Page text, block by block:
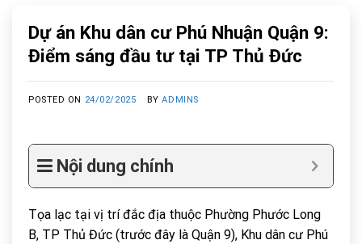
Dự án Khu dân cư Phú Nhuận Quận 9:
Điểm sáng đầu tư tại TP Thủ Đức
POSTED ON 24/02/2025 BYADMINS
Nội dung chính
Tọa lạc tại vị trí đắc địa thuộc Phường Phước Long
B, TP Thủ Đức (trước đây là Quận 9), Khu dân cư Phú